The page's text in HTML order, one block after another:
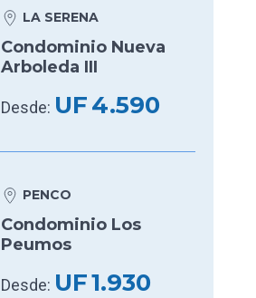
LA SERENA
Condominio Nueva
Arboleda III
Desde: UF4.590
PENCO
Condominio Los
Peumos
Desde: UF1.930